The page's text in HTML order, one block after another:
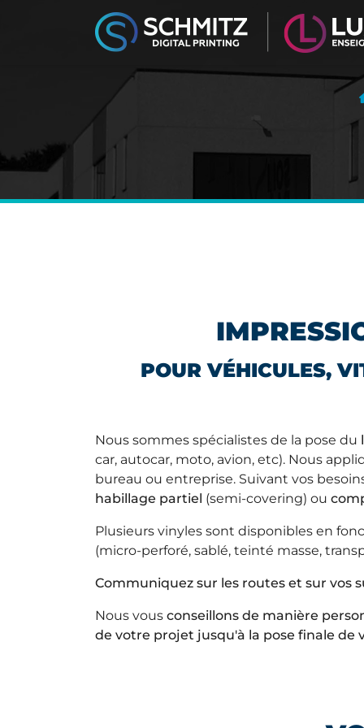
POUR VÉHICULES,
Nous sommes spécialistes de la pose du
car, autocar, moto, avion, etc). Nous
bureau ou entreprise. Suivant vos
habillage partiel (semi-covering) ou
Plusieurs vinyles sont disponibles en
(micro-perforé, sablé, teinté masse,
Communiquez sur les routes et sur vos
Nous vous conseillons de manière
de votre projet jusqu'à la pose finale de